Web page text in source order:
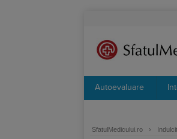
Autoevaluare
SfatulMedicului.ro ›